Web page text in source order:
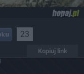
23
Kopiuj link